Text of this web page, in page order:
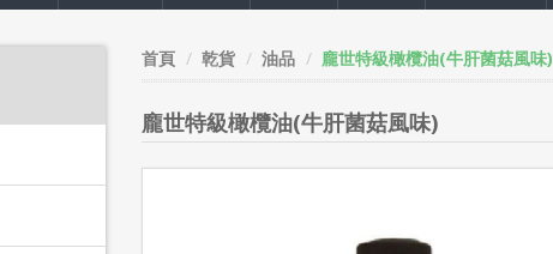
首頁 乾貨 油品 龐世特級橄欖油(牛肝菌菇風味)
龐世特級橄欖油(牛肝菌菇風味)